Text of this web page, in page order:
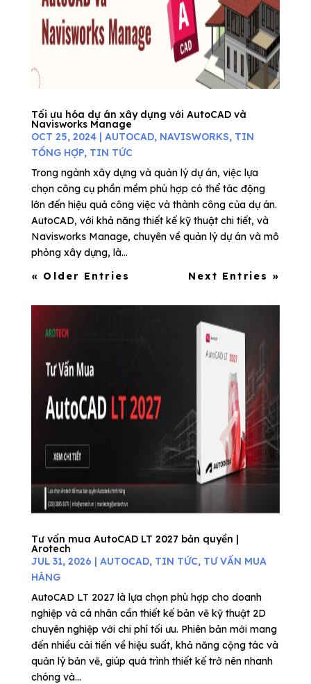
Tối ưu hóa dự án xây dựng với AutoCAD và
Navisworks Manage
OCT 25, 2024| AUTOCAD, NAVISWORKS, TIN
TỔNG HỢP, TIN TỨC
Trong ngành xây dựng và quản lý dự án, việc lựa
chọn công cụ phần mềm phù hợp có thể tác động
lớn đến hiệu quả công việc và thành công của dự án.
AutoCAD, với khả năng thiết kế kỹ thuật chi tiết, và
Navisworks Manage, chuyên về quản lý dự án và mô
phỏng xây dựng, là...
« Older Entries
Next Entries »
Tư vấn mua AutoCAD LT 2027 bản quyền |
Arotech
JUL 31, 2026 | AUTOCAD, TIN TỨC, TƯ VẤN MUA
HÀNG
AutoCAD LT 2027 là lựa chọn phù hợp cho doanh
nghiệp và cá nhân cần thiết kế bản vẽ kỹ thuật 2D
chuyên nghiệp với chi phí tối ưu. Phiên bản mới mang
đến nhiều cải tiến về hiệu suất, khả năng cộng tác và
quản lý bản vẽ, giúp quá trình thiết kế trở nên nhanh
chóng và...